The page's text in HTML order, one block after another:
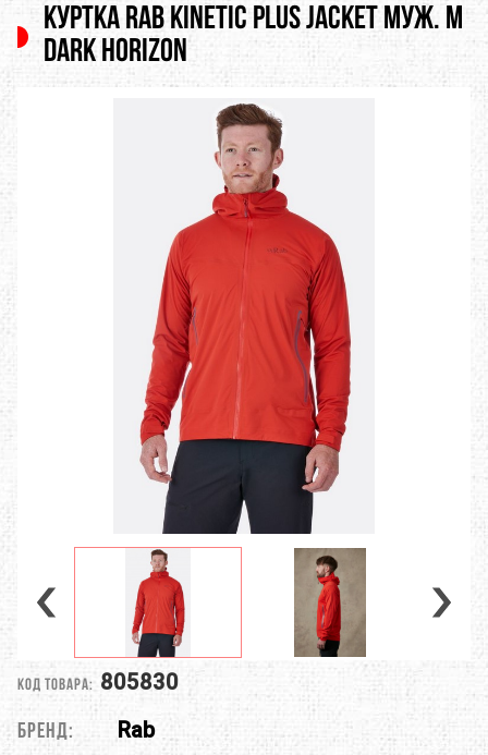
Куртка Rab Kinetic Plus Jacket муж. M
Dark Horizon
Код товара: 805830
Бренд: Rab